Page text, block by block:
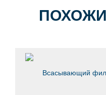
Всасывающий